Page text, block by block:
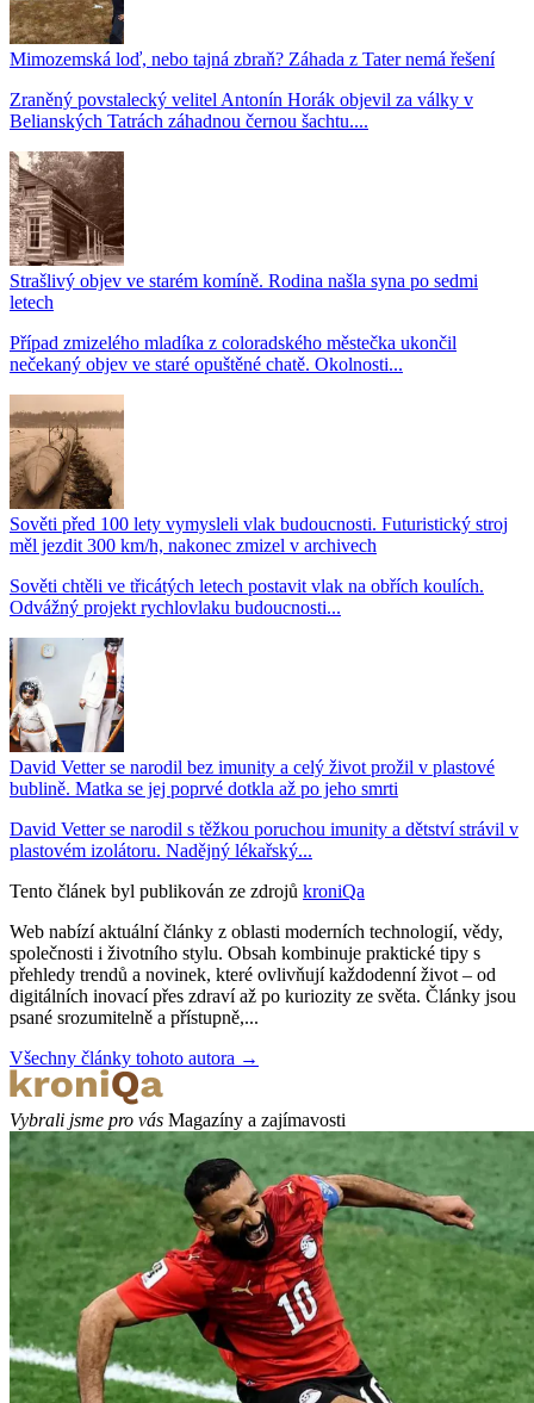
Mimozemská loď, nebo tajná zbraň? Záhada z Tater nemá řešení
Zraněný povstalecký velitel Antonín Horák objevil za války v
Belianských Tatrách záhadnou černou šachtu....
Strašlivý objev ve starém komíně. Rodina našla syna po sedmi
letech
Případ zmizelého mladíka z coloradského městečka ukončil
nečekaný objev ve staré opuštěné chatě. Okolnosti...
Sověti před 100 lety vymysleli vlak budoucnosti. Futuristický stroj
měl jezdit 300 km/h, nakonec zmizel v archivech
Sověti chtěli ve třicátých letech postavit vlak na obřích koulích.
Odvážný projekt rychlovlaku budoucnosti...
David Vetter se narodil bez imunity a celý život prožil v plastové
bublině. Matka se jej poprvé dotkla až po jeho smrti
David Vetter se narodil s těžkou poruchou imunity a dětství strávil v
plastovém izolátoru. Nadějný lékařský...
Tento článek byl publikován ze zdrojů kroniQa
Web nabízí aktuální články z oblasti moderních technologií, vědy,
společnosti i životního stylu. Obsah kombinuje praktické tipy s
přehledy trendů a novinek, které ovlivňují každodenní život – od
digitálních inovací přes zdraví až po kuriozity ze světa. Články jsou
psané srozumitelně a přístupně,...
Všechny články tohoto autora →
Vybrali jsme pro vás Magazíny a zajímavosti